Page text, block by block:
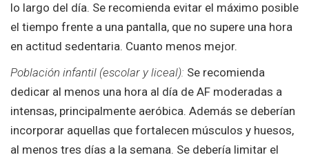
lo largo del día. Se recomienda evitar el máximo posible
el tiempo frente a una pantalla, que no supere una hora
en actitud sedentaria. Cuanto menos mejor.
Población infantil (escolar y liceal): Se recomienda
dedicar al menos una hora al día de AF moderadas a
intensas, principalmente aeróbica. Además se deberían
incorporar aquellas que fortalecen músculos y huesos,
al menos tres días a la semana. Se debería limitar el